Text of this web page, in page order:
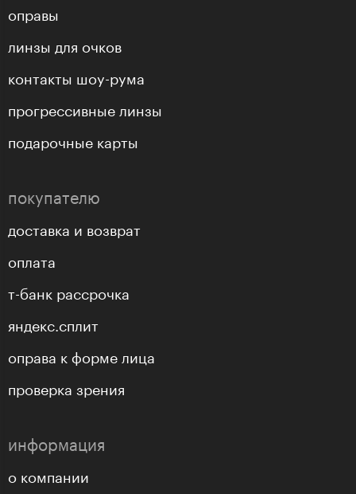
оправы
линзы для очков
контакты шоу-рума
прогрессивные линзы
подарочные карты
покупателю
доставка и возврат
оплата
т-банк рассрочка
яндекс.сплит
оправа к форме лица
проверка зрения
информация
о компании